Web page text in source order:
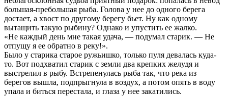
большая-пребольшая рыба. Голова у нее до одного берега
достает, а хвост по другому берегу бьет. Ну как одному
вытащить такую рыбину? Однако и упустить ее жалко.
«Не каждый день мне такая удача, — подумал старик. — Не
отпущу я ее обратно в реку!».
Было у старика старое ружьишко, только пуля девалась куда-
то. Вот подхватил старик с земли два крепких желудя и
выстрелил в рыбу. Встрепенулась рыба так, что река из
берегов вышла, подпрыгнула в воздух, а потом опять в воду
упала и биться перестала, и глаза у нее закатились.